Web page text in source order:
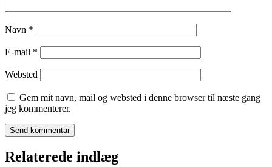
Navn *
E-mail *
Websted
Gem mit navn, mail og websted i denne browser til næste gang
jeg kommenterer.
Relaterede indlæg